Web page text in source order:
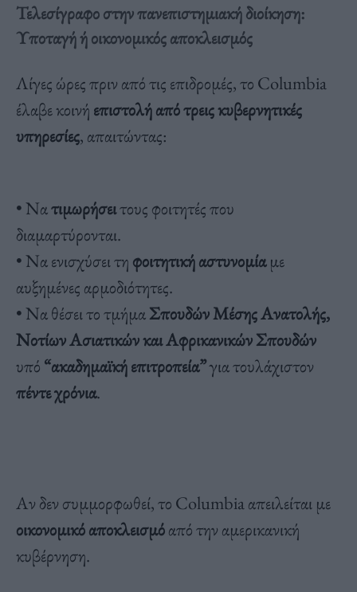
Τελεσίγραφο στην πανεπιστημιακή διοίκηση:
Υποταγή ή οικονομικός αποκλεισμός
Λίγες ώρες πριν από τις επιδρομές, το Columbia
έλαβε κοινή επιστολή από τρεις κυβερνητικές
υπηρεσίες, απαιτώντας:
• Νατιμωρήσειτους φοιτητές που
διαμαρτύρονται.
• Να ενισχύσει τη φοιτητική αστυνομίαμε
αυξημένες αρμοδιότητες.
• Να θέσει το τμήμαΣπουδών Μέσης Ανατολής,
Νοτίων Ασιατικών και Αφρικανικών Σπουδών
υπό “ακαδημαϊκή επιτροπεία”για τουλάχιστον
πέντε χρόνια.
Αν δεν συμμορφωθεί, το Columbia απειλείται με
οικονομικό αποκλεισμόαπό την αμερικανική
κυβέρνηση.